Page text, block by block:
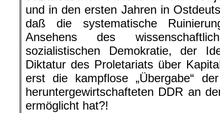
und in den ersten Jahren in
daß die systematische
Ansehens des
sozialistischen Demokratie, der
Diktatur des Proletariats über
erst die kampflose „Übergabe“
heruntergewirtschafteten DDR an
ermöglicht hat?!